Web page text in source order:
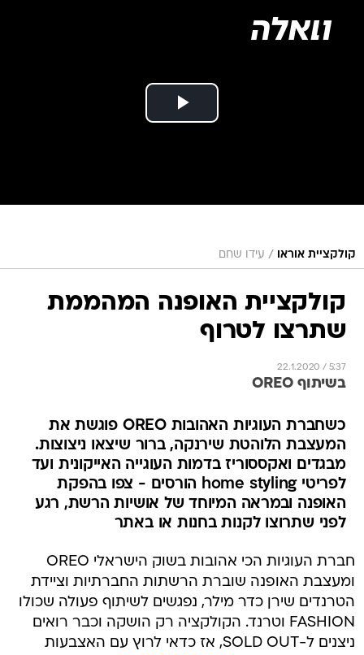
קולקציית אוראו / עידו שחם
קולקציית האופנה המהממת
שתרצו לטרוף
22.1.2020 / 5:37
בשיתוף OREO
כשחברת העוגיות האהובות OREO פוגשת את
המעצבת הלוהטת שירנקה, ברור שיצאו ניצוצות.
מבגדים ואקססוריז בדמות העוגייה האייקונית ועד
לפריטי home styling הורסים - צפו בהפקת
האופנה ובמראה המיוחד של אושיות הרשת, רגע
לפני שתרוצו לקנות בחנות או באתר
חברת העוגיות הכי אהובות בשוק הישראלי OREO
ומעצבת האופנה שוברת הרשתות החברתיות וציידת
הטרנדים שירן כדר מילר, נפגשים לשיתוף פעולה שכולו
FASHION וטרנד. הקולקציה רק הושקה וכבר רואים
ניצנים ל-SOLD OUT, אז כדאי לרוץ עם האצבעות